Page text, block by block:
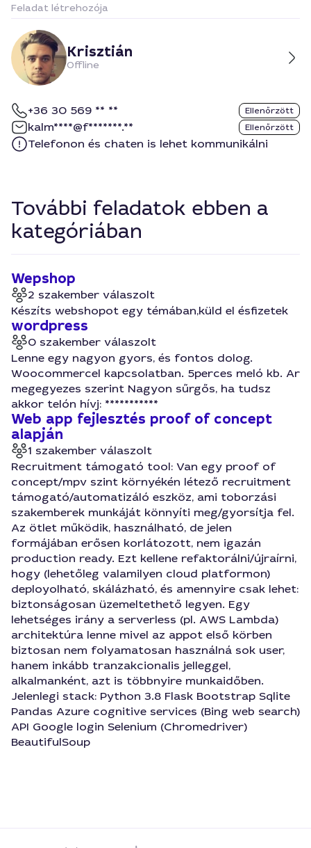
Feladat létrehozója
Krisztián
Offline
+36 30 569 ** ** Ellenőrzött
kalm****@f*******.** Ellenőrzött
Telefonon és chaten is lehet kommunikálni
További feladatok ebben a
kategóriában
Wepshop
2 szakember válaszolt
Készíts webshopot egy témában,küld el ésfizetek
wordpress
0 szakember válaszolt
Lenne egy nagyon gyors, és fontos dolog.
Woocommercel kapcsolatban. 5perces meló kb. Ar
megegyezes szerint Nagyon sűrgős, ha tudsz
akkor telón hívj: ***********
Web app fejlesztés proof of concept
alapján
1 szakember válaszolt
Recruitment támogató tool: Van egy proof of
concept/mpv szint környékén létező recruitment
támogató/automatizáló eszköz, ami toborzási
szakemberek munkáját könnyíti meg/gyorsítja fel.
Az ötlet működik, használható, de jelen
formájában erősen korlátozott, nem igazán
production ready. Ezt kellene refaktorálni/újraírni,
hogy (lehetőleg valamilyen cloud platformon)
deployolható, skálázható, és amennyire csak lehet:
biztonságosan üzemeltethető legyen. Egy
lehetséges irány a serverless (pl. AWS Lambda)
architektúra lenne mivel az appot első körben
biztosan nem folyamatosan használná sok user,
hanem inkább tranzakcionalis jelleggel,
alkalmanként, azt is többnyire munkaidőben.
Jelenlegi stack: Python 3.8 Flask Bootstrap Sqlite
Pandas Azure cognitive services (Bing web search)
API Google login Selenium (Chromedriver)
BeautifulSoup